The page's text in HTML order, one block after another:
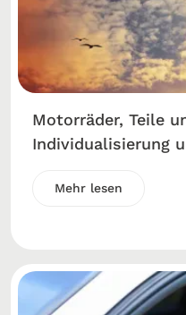
Motorräder, Teile
Individualisierung
Mehr lesen